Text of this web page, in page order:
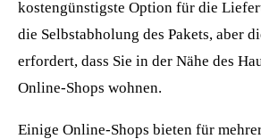
kostengünstigste Option für die
die Selbstabholung des Pakets, aber
erfordert, dass Sie in der Nähe des
Online-Shops wohnen.
Einige Online-Shops bieten für